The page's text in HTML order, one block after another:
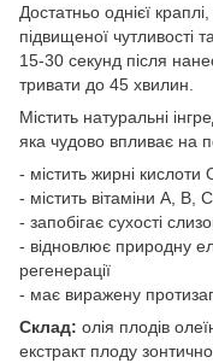
Достатньо однієї
підвищеної чутливості
15-30 секунд після
тривати до 45 хвилин.
Містить натуральні
яка чудово впливає на
- містить жирні
- містить вітаміни А, B,
- запобігає сухості
- відновлює природну
регенерації
- має виражену
Склад: олія плодів
екстракт плоду